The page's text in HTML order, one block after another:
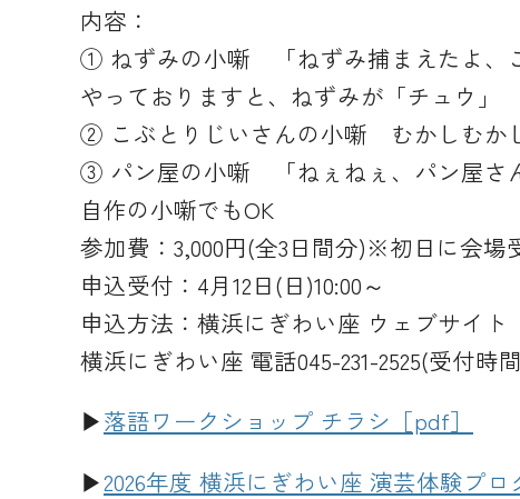
内容：
① ねずみの小噺 「ねずみ捕まえたよ、
やっておりますと、ねずみが「チュウ」
② こぶとりじいさんの小噺 むかしむか
③ パン屋の小噺 「ねぇねぇ、パン屋さ
自作の小噺でもOK
参加費：3,000円(全3日間分)※初日に会場
申込受付：4月12日(日)10:00～
申込方法：横浜にぎわい座 ウェブサイ
横浜にぎわい座 電話045-231-2525(受付時
▶落語ワークショップ チラシ［pdf］
▶2026年度 横浜にぎわい座 演芸体験プ